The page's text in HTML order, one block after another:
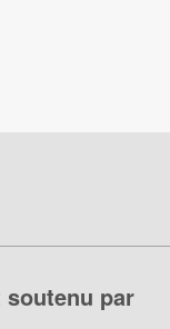
soutenu par